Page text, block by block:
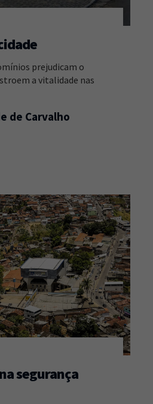
prejudicam o
a vitalidade nas
de Carvalho
segurança